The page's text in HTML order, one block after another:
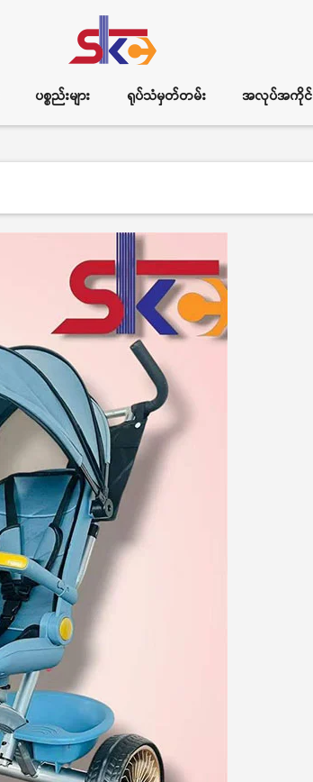
ပစ္စည်းများ ရုပ်သံမှတ်တမ်း အလုပ်အကိုင်